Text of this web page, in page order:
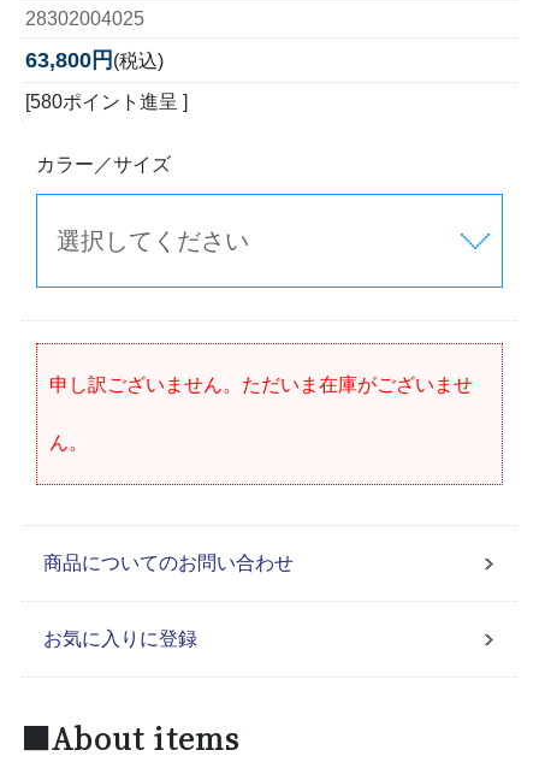
28302004025
63,800円 (税込)
[580ポイント進呈 ]
カラー／サイズ
申し訳ございません。ただいま在庫がございませ
ん。
商品についてのお問い合わせ
お気に入りに登録
■About items